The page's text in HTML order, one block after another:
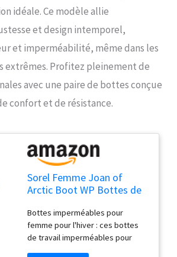
idéale. Ce modèle allie
et design intemporel,
et imperméabilité, même dans les
extrêmes. Profitez pleinement de
avec une paire de bottes conçue
confort et de résistance.
Sorel Femme Joan of
Arctic Boot WP Bottes de
Quarry Collection 2024
2025, 41 EU
Bottes imperméables pour
femme pour l'hiver : ces bottes
de travail imperméables pour